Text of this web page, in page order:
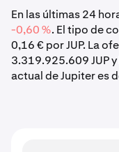
En las últimas 24
-0,60 %. El tipo de
0,16 € por JUP. La
3.319.925.609 JUP
actual de Jupiter es